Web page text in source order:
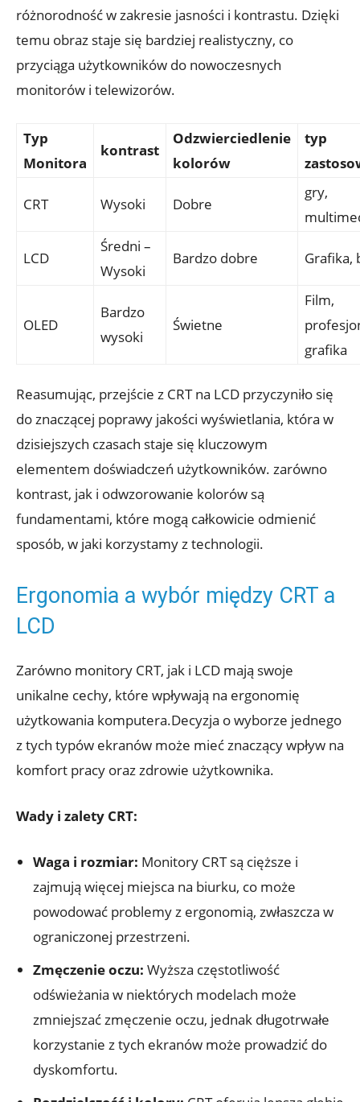
różnorodność w zakresie jasności i kontrastu. Dzięki
temu obraz staje się bardziej realistyczny, co
przyciąga użytkowników do nowoczesnych
monitorów i telewizorów.
Typ
Monitora
kontrast
Odzwierciedlenie
kolorów
typ
CRT Wysoki Dobre
gry,
LCD
Średni –
Wysoki
Bardzo dobre Grafika,
OLED
Bardzo
wysoki
Świetne
Film,
grafika
Reasumując, przejście z CRT na LCD przyczyniło się
do znaczącej poprawy jakości wyświetlania, która w
dzisiejszych czasach staje się kluczowym
elementem doświadczeń użytkowników. zarówno
kontrast, jak i odwzorowanie kolorów są
fundamentami, które mogą całkowicie odmienić
sposób, w jaki korzystamy z technologii.
Ergonomia a wybór między CRT a
LCD
Zarówno monitory CRT, jak i LCD mają swoje
unikalne cechy, które wpływają na ergonomię
użytkowania komputera.Decyzja o wyborze jednego
z tych typów ekranów może mieć znaczący wpływ na
komfort pracy oraz zdrowie użytkownika.
Wady i zalety CRT:
Waga i rozmiar: Monitory CRT są cięższe i
zajmują więcej miejsca na biurku, co może
powodować problemy z ergonomią, zwłaszcza w
ograniczonej przestrzeni.
Zmęczenie oczu: Wyższa częstotliwość
odświeżania w niektórych modelach może
zmniejszać zmęczenie oczu, jednak długotrwałe
korzystanie z tych ekranów może prowadzić do
dyskomfortu.